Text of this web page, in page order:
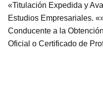
«Titulación Expedida y
Estudios Empresariales.
Conducente a la
Oficial o Certificado de